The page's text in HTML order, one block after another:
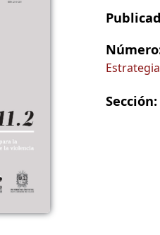
Sección: